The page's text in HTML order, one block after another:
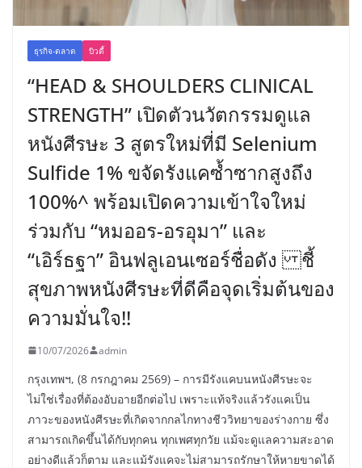
ธุรกิจ-ตลาด บิวตี้
“HEAD & SHOULDERS CLINICAL
STRENGTH” เปิดตัวนวัตกรรมดูแล
หนังศีรษะ 3 สูตรใหม่ที่มี Selenium
Sulfide 1% ขจัดรังแคซ้ำซากสูงถึง
100%^ พร้อมเปิดความเข้าใจใหม่
ร่วมกับ “หมออร-อรอุมา” และ
“เอิร์ธฐา” อินฟลูเอนเซอร์ชื่อดัง ชี้
สุขภาพหนังศีรษะที่ดีคือจุดเริ่มต้นของ
ความมั่นใจ!!
10/07/2026 admin
กรุงเทพฯ, (8 กรกฎาคม 2569) – การมีรังแคบนหนังศีรษะจะ
ไม่ใช่เรื่องที่ต้องอับอายอีกต่อไป เพราะแท้จริงแล้วรังแคเป็น
ภาวะของหนังศีรษะที่เกิดจากกลไกทางชีววิทยาของร่างกาย ซึ่ง
สามารถเกิดขึ้นได้กับทุกคน ทุกเพศทุกวัย แม้จะดูแลความสะอาด
อย่างดีแล้วก็ตาม และแม้รังแคจะไม่สามารถรักษาให้หายขาดได้